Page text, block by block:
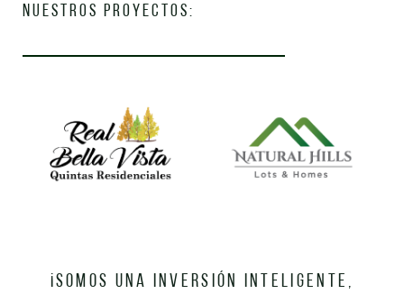
NUESTROS PROYECTOS:
¡SOMOS UNA INVERSIÓN INTELIGENTE,